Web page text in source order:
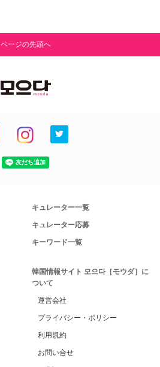
ページの先頭へ
キュレーター一覧
キュレーター応募
キーワード一覧
韓国情報サイト 모으다［モウダ］に
ついて
運営会社
プライバシー・ポリシー
利用規約
お問い合せ